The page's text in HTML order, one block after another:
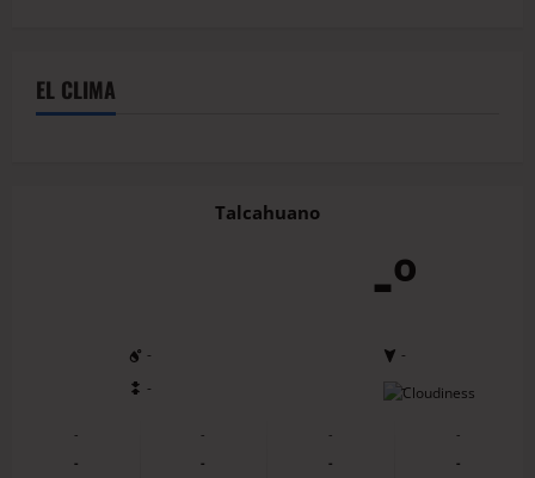
EL CLIMA
Talcahuano
-º
-
-
-
-
-
-
-
-
-
-
-
-